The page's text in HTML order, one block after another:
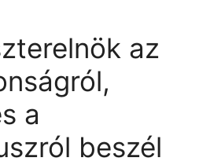
az
a
beszél